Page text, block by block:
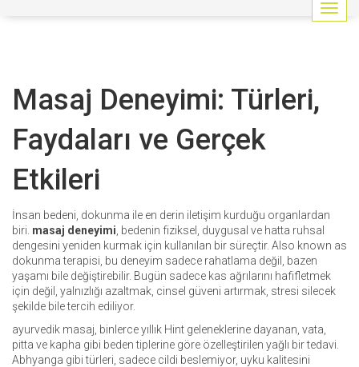
G
e
a
a
Masaj Deneyimi: Türleri,
Faydaları ve Gerçek
Etkileri
İnsan bedeni, dokunma ile en derin iletişim kurduğu organlardan
biri. masaj deneyimi bedenin fiziksel, duygusal ve hatta ruhsal
dengesini yeniden kurmak için kullanılan bir süreçtir. Also known as
dokunma terapisi , bu deneyim sadece rahatlama değil, bazen
yaşamı bile değiştirebilir. Bugün sadece kas ağrılarını hafifletmek
için değil, yalnızlığı azaltmak, cinsel güveni artırmak, stresi silecek
şekilde bile tercih ediliyor.
ayurvedik masaj binlerce yıllık Hint geleneklerine dayanan, vata,
pitta ve kapha gibi beden tiplerine göre özelleştirilen yağlı bir tedavi
Abhyanga gibi türleri, sadece cildi beslemiyor, uyku kalitesini